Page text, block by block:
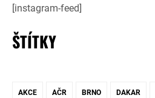
[instagram-feed]
ŠTÍTKY
AKCE AČR BRNO DAKAR